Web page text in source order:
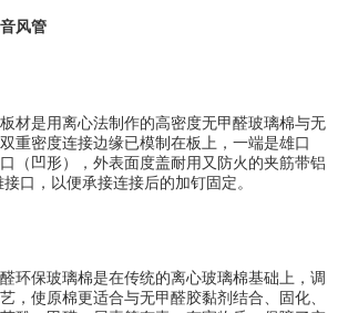
风管
材是用离心法制作的高密度无甲醛玻璃棉与无
重密度连接边缘已模制在板上，一端是雄口
口（凹形），外表面度盖耐用又防火的夹筋带铝
口，以便承接连接后的加钉固定。
环保玻璃棉是在传统的离心玻璃棉基础上，调
，使原棉更适合与无甲醛胶黏剂结合、固化、